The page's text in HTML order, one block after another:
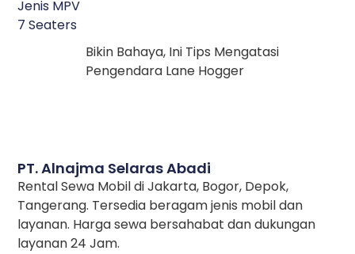
PT. Alnajma Selaras Abadi
Rental Sewa Mobil di Jakarta, Bogor, Depok,
Tangerang. Tersedia beragam jenis mobil dan
layanan. Harga sewa bersahabat dan dukungan
layanan 24 Jam.
Bikin Bahaya, Ini Tips Mengatasi
Pengendara Lane Hogger